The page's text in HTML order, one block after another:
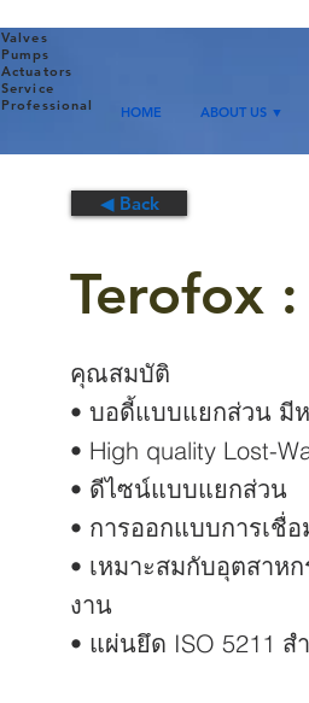
Valves
Pumps
Actuators
Service
Professional
HOME ABOUT US ▼
◀ Back
Terofox
คุณสมบัติ
• บอดี้แบบแยกส่วน มี
• High quality Lost-
• ดีไซน์แบบแยกส่วน
• การออกแบบการเชื่
• เหมาะสมกับอุตสาห
งาน
• แผ่นยึด ISO 5211 ส